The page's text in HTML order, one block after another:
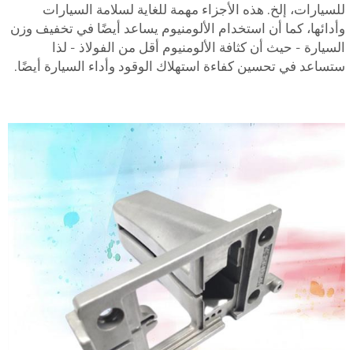
إلخ. هذه الأجزاء مهمة للغاية لسلامة السيارات
كما أن استخدام الألومنيوم يساعد أيضًا في تخفيف وزن
- حيث أن كثافة الألومنيوم أقل من الفولاذ - لذا
في تحسين كفاءة استهلاك الوقود وأداء السيارة أيضًا.